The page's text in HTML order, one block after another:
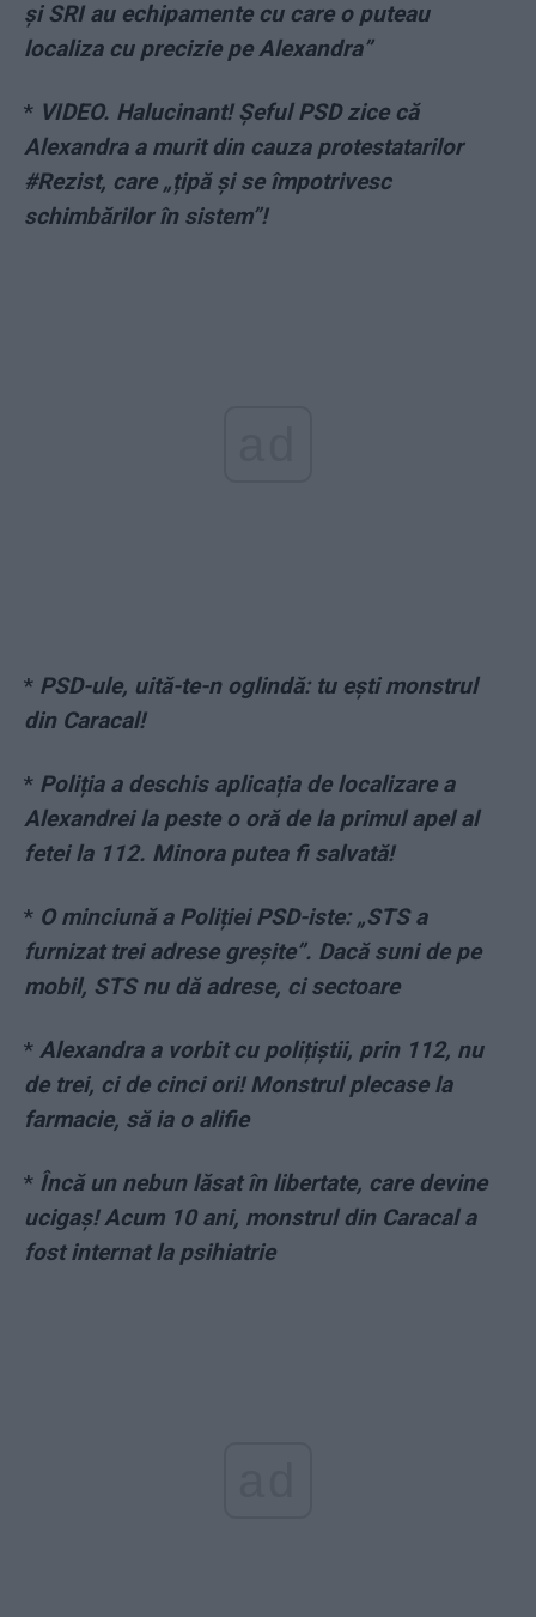
și SRI au echipamente cu care o puteau
localiza cu precizie pe Alexandra”
* VIDEO. Halucinant! Șeful PSD zice că
Alexandra a murit din cauza protestatarilor
#Rezist, care „țipă și se împotrivesc
schimbărilor în sistem”!
* PSD-ule, uită-te-n oglindă: tu ești monstrul
din Caracal!
* Poliția a deschis aplicația de localizare a
Alexandrei la peste o oră de la primul apel al
fetei la 112. Minora putea fi salvată!
* O minciună a Poliției PSD-iste: „STS a
furnizat trei adrese greșite”. Dacă suni de pe
mobil, STS nu dă adrese, ci sectoare
* Alexandra a vorbit cu polițiștii, prin 112, nu
de trei, ci de cinci ori! Monstrul plecase la
farmacie, să ia o alifie
* Încă un nebun lăsat în libertate, care devine
ucigaș! Acum 10 ani, monstrul din Caracal a
fost internat la psihiatrie